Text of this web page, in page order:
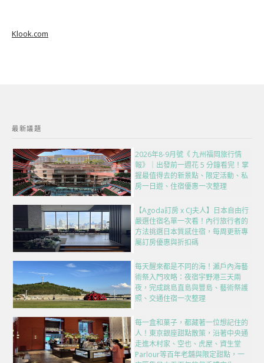
Klook.com
最新議題
2026年8-9月號《 九州福岡旅行情
報》｜出發前一週花 5 分鐘看完！掌
握最值得去的新景點、限定活動、私
房一日遊、住宿優惠一次整理
【Agoda訂房 x CJ夫人】日本自由行
嚴選住宿名單一次看！內行旅行者的
方法挑選日本質感住宿，每周更新專
屬訂房優惠與折扣碼
每天醒來都是不同的海！瀨戶內海藝
術祭入門攻略：夜宿宇野港三天兩
夜，完成跳島直島與豐島、藝術祭護
照、交通住宿一次整理
每一盒和菓子，都藏著一位想記住的
人！東京銀座甜點散策，沿著中央通
走進木村家、空也、虎屋、資生堂
Parlour等百年老舖與限定甜點，一